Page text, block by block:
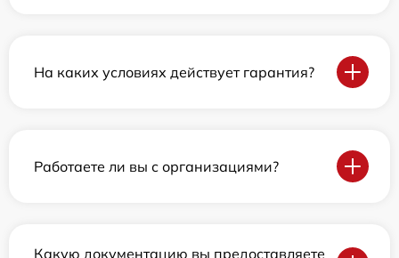
На каких условиях действует гарантия?
Работаете ли вы с организациями?
Какую документацию вы предоставляете